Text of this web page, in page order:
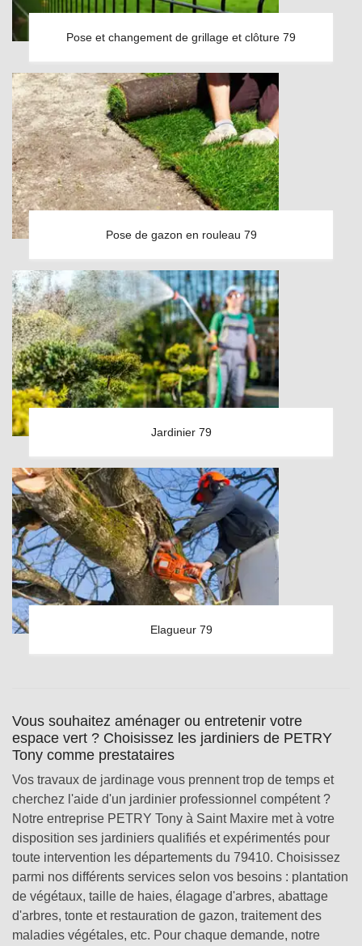
Pose et changement de grillage et clôture 79
Pose de gazon en rouleau 79
Jardinier 79
Elagueur 79
Vous souhaitez aménager ou entretenir votre
espace vert ? Choisissez les jardiniers de PETRY
Tony comme prestataires
Vos travaux de jardinage vous prennent trop de temps et
cherchez l'aide d'un jardinier professionnel compétent ?
Notre entreprise PETRY Tony à Saint Maxire met à votre
disposition ses jardiniers qualifiés et expérimentés pour
toute intervention les départements du 79410. Choisissez
parmi nos différents services selon vos besoins : plantation
de végétaux, taille de haies, élagage d'arbres, abattage
d'arbres, tonte et restauration de gazon, traitement des
maladies végétales, etc. Pour chaque demande, notre